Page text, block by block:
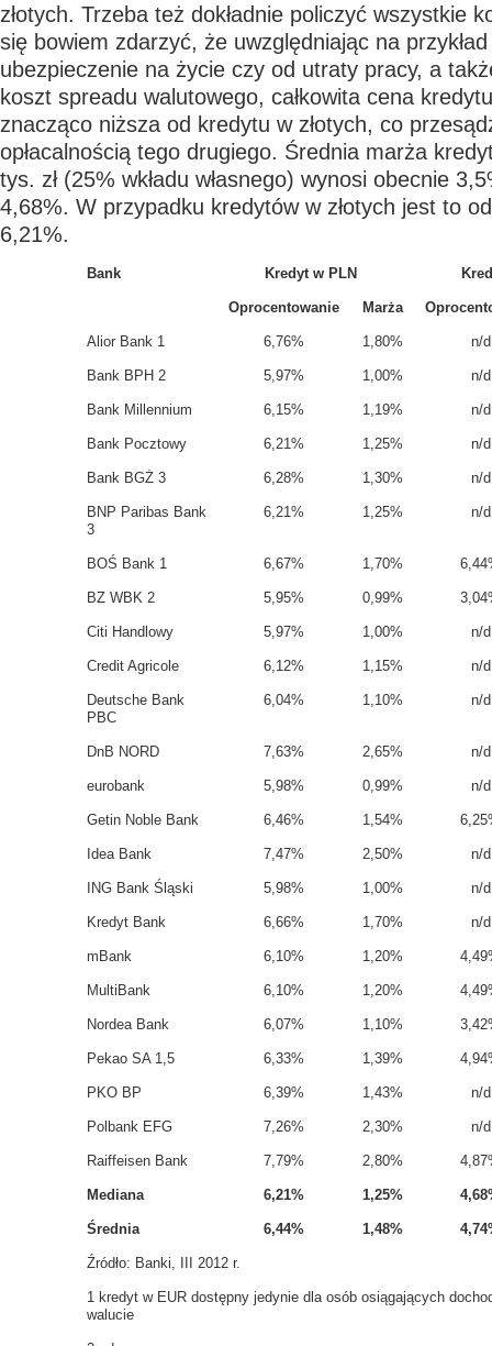
złotych. Trzeba też dokładnie policzyć wszystkie
się bowiem zdarzyć, że uwzględniając na
ubezpieczenie na życie czy od utraty pracy, a
koszt spreadu walutowego, całkowita cena
znacząco niższa od kredytu w złotych, co
opłacalnością tego drugiego. Średnia marża
tys. zł (25% wkładu własnego) wynosi obecnie
4,68%. W przypadku kredytów w złotych jest to
6,21%.
Bank Kredyt w PLN
Oprocentowanie Marża
Alior Bank 1 6,76% 1,80% n/d
Bank BPH 2 5,97% 1,00% n/d
Bank Millennium 6,15% 1,19% n/d
Bank Pocztowy 6,21% 1,25% n/d
Bank BGŻ 3 6,28% 1,30% n/d
BNP Paribas Bank
3
6,21% 1,25% n/d
BOŚ Bank 1 6,67% 1,70%
BZ WBK 2 5,95% 0,99%
Citi Handlowy 5,97% 1,00% n/d
Credit Agricole 6,12% 1,15% n/d
Deutsche Bank
PBC
6,04% 1,10% n/d
DnB NORD 7,63% 2,65% n/d
eurobank 5,98% 0,99% n/d
Getin Noble Bank 6,46% 1,54%
Idea Bank 7,47% 2,50% n/d
ING Bank Śląski 5,98% 1,00% n/d
Kredyt Bank 6,66% 1,70% n/d
mBank 6,10% 1,20%
MultiBank 6,10% 1,20%
Nordea Bank 6,07% 1,10%
Pekao SA 1,5 6,33% 1,39%
PKO BP 6,39% 1,43% n/d
Polbank EFG 7,26% 2,30% n/d
Raiffeisen Bank 7,79% 2,80%
Mediana 6,21% 1,25%
Średnia 6,44% 1,48%
Źródło: Banki, III 2012 r.
1kredyt w EUR dostępny jedynie dla osób osiągających
walucie